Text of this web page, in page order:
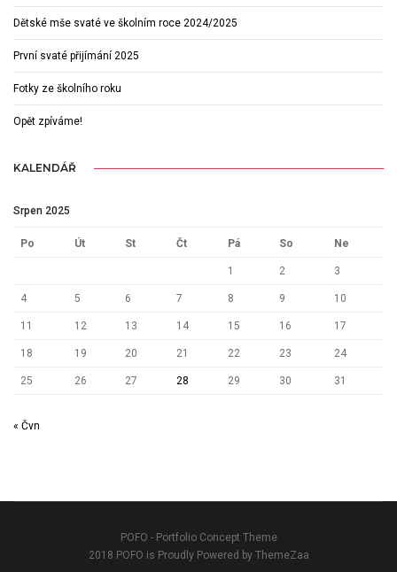
Dětské mše svaté ve školním roce 2024/2025
První svaté přijímání 2025
Fotky ze školního roku
Opět zpíváme!
KALENDÁŘ
Srpen 2025
Po Út St Čt Pá So Ne
1 2 3
4 5 6 7 8 9 10
11 12 13 14 15 16 17
18 19 20 21 22 23 24
25 26 27 28 29 30 31
« Čvn
POFO - Portfolio Concept Theme
2018 POFO is Proudly Powered by ThemeZaa